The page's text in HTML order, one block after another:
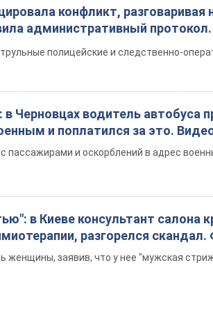
конфликт, разговаривая
административный
полицейские и следственно-
Черновцах водитель автобуса
и поплатился за это.
пассажирами и оскорблений в адрес
в Киеве консультант салона
разгорелся скандал.
женщины, заявив, что у нее "мужская